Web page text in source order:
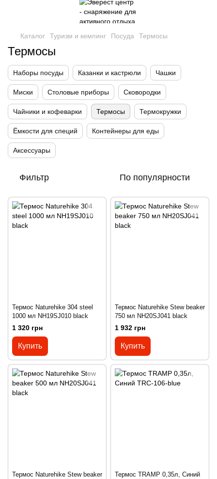
Каталог Туризм и кемпинг Посуда Термосы
Термосы
Наборы посуды Казанки и кастрюли Чашки
Миски Столовые приборы Сковородки
Чайники и кофеварки Термосы Термокружки
Ёмкости для специй Контейнеры для еды
Аксессуары
Фильтр По популярности
Термос Naturehike 304 steel
1000 мл NH19SJ010 black
1 320 грн
Купить
Термос Naturehike Stew beaker
750 мл NH20SJ041 black
1 932 грн
Купить
Термос Naturehike Stew beaker
Термос TRAMP 0,35л, Синий